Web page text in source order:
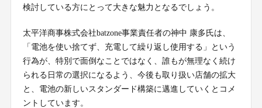
検討している方にとって大きな魅力となるでしょう。
太平洋商事株式会社batzone事業責任者の神中 康多氏は、
「電池を使い捨てず、充電して繰り返し使用する」という
行為が、特別で面倒なことではなく、誰もが無理なく続け
られる日常の選択になるよう、今後も取り扱い店舗の拡大
と、電池の新しいスタンダード構築に邁進していくとコメ
ントしています。